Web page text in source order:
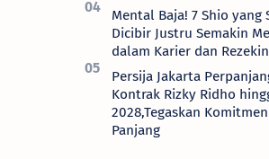
Mental Baja! 7 Shio yang
Dicibir Justru Semakin
dalam Karier dan
Persija Jakarta
Kontrak Rizky Ridho
2028,Tegaskan
Panjang